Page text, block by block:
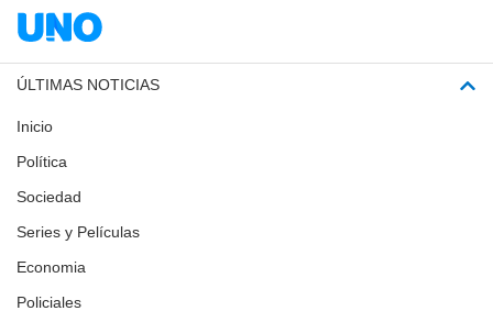
ÚLTIMAS NOTICIAS
Inicio
Política
Sociedad
Series y Películas
Economia
Policiales